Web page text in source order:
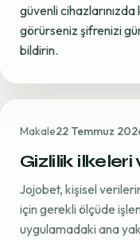
güvenli
görürseniz şifrenizi
bildirin.
Makale22 Temmuz
Gizlilik ilkeleri
Jojobet, kişisel
için gerekli ölçüde
uygulamadaki ana